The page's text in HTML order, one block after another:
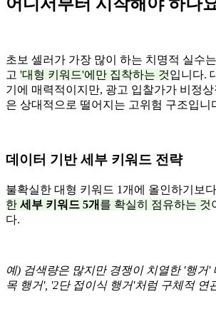
초보 셀러가 가장 많이 하는 치명적 실수
고 '대형 키워드'에만 집착하는 것입니다.
기에 매력적이지만, 광고 입찰가가 비정
은 상대적으로 떨어지는 고위험 구조입니
데이터 기반 세부 키워드 전략
불확실한 대형 키워드 1개에 올인하기보
한 세부 키워드 5개 를 확실히 점유하는 것
다.
예) 검색량은 많지만 경쟁이 치열한 '행거
목 행거', '2단 접이식 행거'처럼 구체적 연